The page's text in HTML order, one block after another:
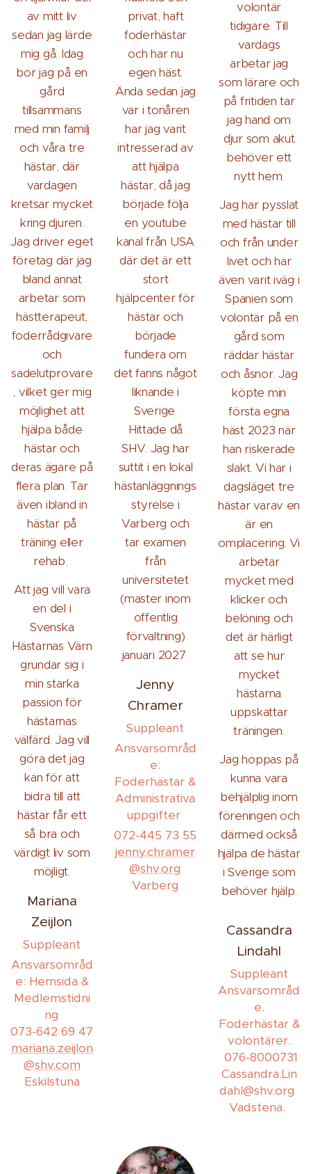
av mitt liv
sedan jag lärde
mig gå. Idag
bor jag på en
gård
tillsammans
med min familj
och våra tre
hästar, där
vardagen
kretsar mycket
kring djuren.
Jag driver eget
företag där jag
bland annat
arbetar som
hästterapeut,
foderrådgivare
och
sadelutprovare
, vilket ger mig
möjlighet att
hjälpa både
hästar och
deras ägare på
flera plan. Tar
även ibland in
hästar på
träning eller
rehab.
Att jag vill vara
en del i
Svenska
Hästarnas Värn
grundar sig i
min starka
passion för
hästarnas
välfärd. Jag vill
göra det jag
kan för att
bidra till att
hästar får ett
så bra och
värdigt liv som
möjligt.
Mariana
Zeijlon
Suppleant
Ansvarsområd
e: Hemsida &
Medlemstidni
ng
073-642 69 47
mariana.zeijlon
@shv.com
Eskilstuna
privat, haft
foderhästar
och har nu
egen häst.
Ända sedan jag
var i tonåren
har jag varit
intresserad av
att hjälpa
hästar, då jag
började följa
en youtube
kanal från USA
där det är ett
stort
hjälpcenter för
hästar och
började
fundera om
det fanns något
liknande i
Sverige.
Hittade då
SHV. Jag har
suttit i en lokal
hästanläggnings
styrelse i
Varberg och
tar examen
från
universitetet
(master inom
offentlig
förvaltning)
januari 2027
Jenny
Chramer
Suppleant
Ansvarsområd
e:
Foderhästar &
Administrativa
uppgifter
072-445 73 55
jenny.chramer
@shv.org
Varberg
volontär
tidigare. Till
vardags
arbetar jag
som lärare och
på fritiden tar
jag hand om
djur som akut
behöver ett
nytt hem.
Jag har pysslat
med hästar till
och från under
livet och har
även varit iväg i
Spanien som
volontär på en
gård som
räddar hästar
och åsnor. Jag
köpte min
första egna
häst 2023 när
han riskerade
slakt. Vi har i
dagsläget tre
hästar varav en
är en
omplacering. Vi
arbetar
mycket med
klicker och
belöning och
det är härligt
att se hur
mycket
hästarna
uppskattar
träningen.
Jag hoppas på
kunna vara
behjälplig inom
föreningen och
därmed också
hjälpa de hästar
i Sverige som
behöver hjälp.
Cassandra
Lindahl
Suppleant
Ansvarsområd
e.
Foderhästar &
volontärer.
076-8000731
Cassandra.Lin
dahl@shv.org
Vadstena.